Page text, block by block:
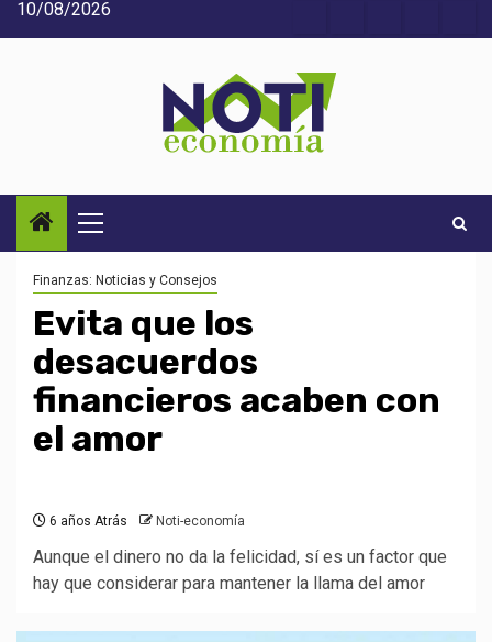
Saltar
al
10/08/2026
Noti-
economía
Menú
principal
Finanzas: Noticias y Consejos
Evita que los
desacuerdos
financieros acaben con
el amor
6 años Atrás Noti-economía
Aunque el dinero no da la felicidad, sí es un factor que
hay que considerar para mantener la llama del amor